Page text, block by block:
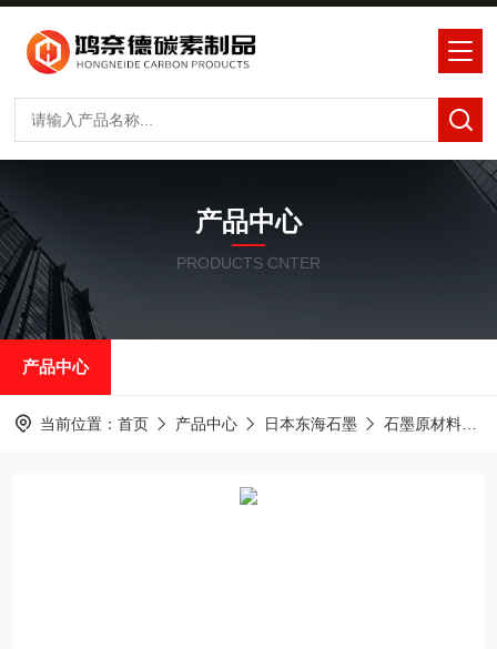
产品中心
PRODUCTS CNTER
产品中心
当前位置： 首页 产品中心 日本东海石墨 石墨原材料